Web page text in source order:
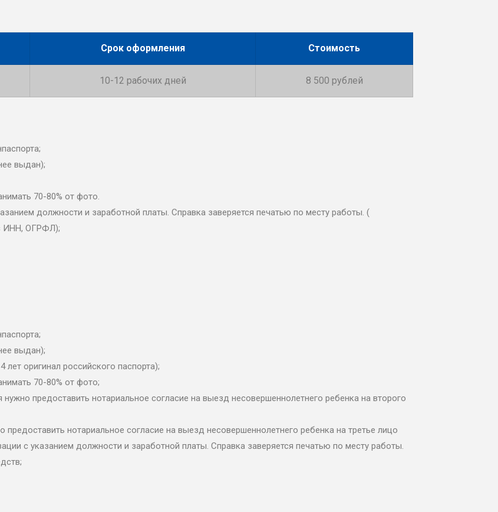
Срок оформления Стоимость
10-12 рабочих дней 8 500 рублей
выдан);
70-80% от фото.
должности и заработной платы. Справка заверяется печатью по месту работы. (
ИНН, ОГРФЛ);
выдан);
оригинал российского паспорта);
70-80% от фото;
предоставить нотариальное согласие на выезд несовершеннолетнего ребенка на второго
нотариальное согласие на выезд несовершеннолетнего ребенка на третье лицо
с указанием должности и заработной платы. Справка заверяется печатью по месту работы.